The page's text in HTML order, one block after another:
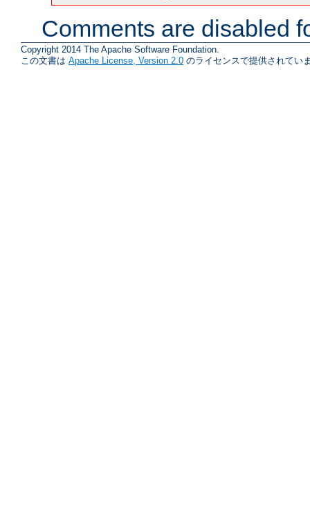
Comments are disabled
Copyright 2014 The Apache Software Foundation.
この文書は Apache License, Version 2.0 のライセンスで提供されてい